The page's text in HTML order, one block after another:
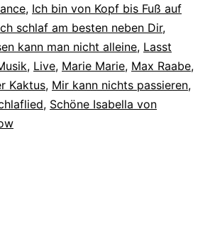
, Ich bin von Kopf bis Fuß auf
schlaf am besten neben Dir,
kann man nicht alleine, Lasst
, Live, Marie Marie, Max Raabe,
Kaktus, Mir kann nichts passieren,
, Schöne Isabella von